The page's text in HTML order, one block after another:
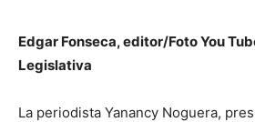
Edgar Fonseca, editor/Foto You
Legislativa
La periodista Yanancy Noguera,